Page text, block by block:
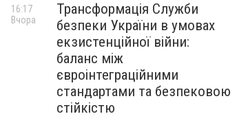
Трансформація Служби
безпеки України в умовах
екзистенційної війни:
баланс між
євроінтеграційними
стандартами та безпековою
стійкістю
16:17
Вчора